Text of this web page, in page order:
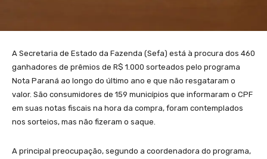
A Secretaria de Estado da Fazenda (Sefa) está à procura dos 460
ganhadores de prêmios de R$ 1.000 sorteados pelo programa
Nota Paraná ao longo do último ano e que não resgataram o
valor. São consumidores de 159 municípios que informaram o CPF
em suas notas fiscais na hora da compra, foram contemplados
nos sorteios, mas não fizeram o saque.
A principal preocupação, segundo a coordenadora do programa,